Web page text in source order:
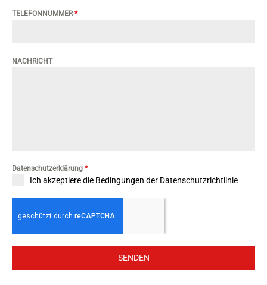
TELEFONNUMMER*
NACHRICHT
Datenschutzerklärung *
Ich akzeptiere die Bedingungen der Datenschutzrichtlinie
SENDEN